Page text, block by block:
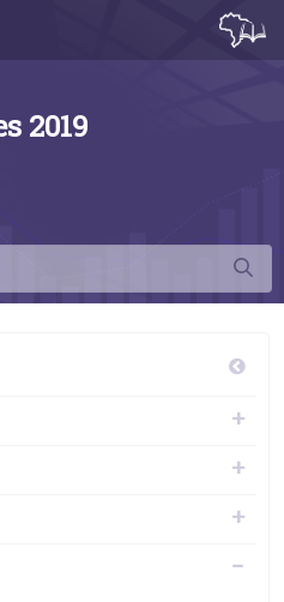
mulheres - 4.6 A
2019